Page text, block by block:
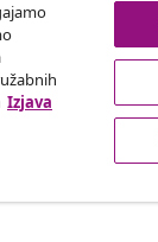
Izjava